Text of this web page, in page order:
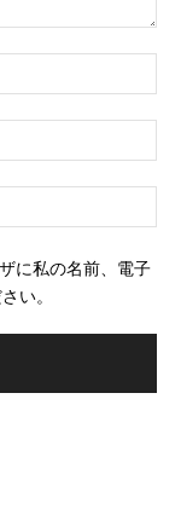
前
メ
ー
ェ
に私の名前、電子
い。